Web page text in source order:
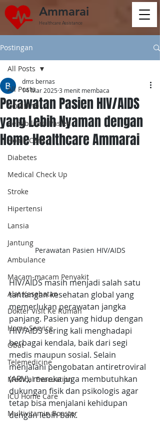
Ammarai
Healthcare Assistance
Postingan
All Posts
COVID-19
Rehabilitasi Pasien
Home Care
Diabetes
Medical Check Up
Stroke
Hipertensi
Lansia
Jantung
Ambulance
Macam-macam Penyakit
Alat Kesehatan
Dokter Visit Ke Rumah
Home Service
Obat
Telemedicine
Medical Evacuation
ICU Home Care
Multivitamin Booster
All Posts
Perawatan Pasien HIV/AIDS
yang Lebih Nyaman dengan
Home Healthcare Ammarai
dms bernas
14 Mar 20253 menit membaca
Perawatan Pasien HIV/AIDS
HIV/AIDS masih menjadi salah satu
tantangan kesehatan global yang
memerlukan perawatan jangka
panjang. Pasien yang hidup dengan
HIV/AIDS sering kali menghadapi
berbagai kendala, baik dari segi
medis maupun sosial. Selain
menjalani pengobatan antiretroviral
(ARV), mereka juga membutuhkan
dukungan fisik dan psikologis agar
tetap bisa menjalani kehidupan
dengan lebih baik.